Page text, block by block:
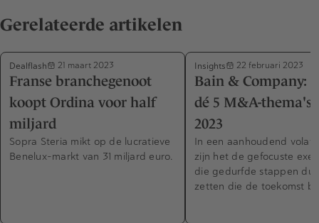
Gerelateerde artikelen
Dealflash 21 maart 2023
Franse branchegenoot
koopt Ordina voor half
miljard
Sopra Steria mikt op de lucratieve
Benelux-markt van 31 miljard euro.
Insights 22 februari 2023
Bain & Company:
dé 5 M&A-thema's
2023
In een aanhoudend
zijn het de gefocuste
die gedurfde stappen
zetten die de toekomst